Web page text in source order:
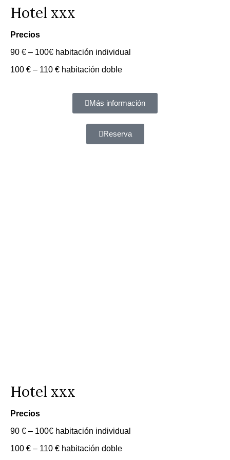
Hotel xxx
Precios
90 € – 100€ habitación individual
100 € – 110 € habitación doble
Más información
Reserva
Hotel xxx
Precios
90 € – 100€ habitación individual
100 € – 110 € habitación doble